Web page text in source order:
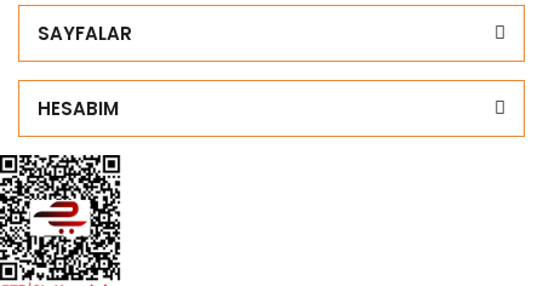
SAYFALAR
HESABIM